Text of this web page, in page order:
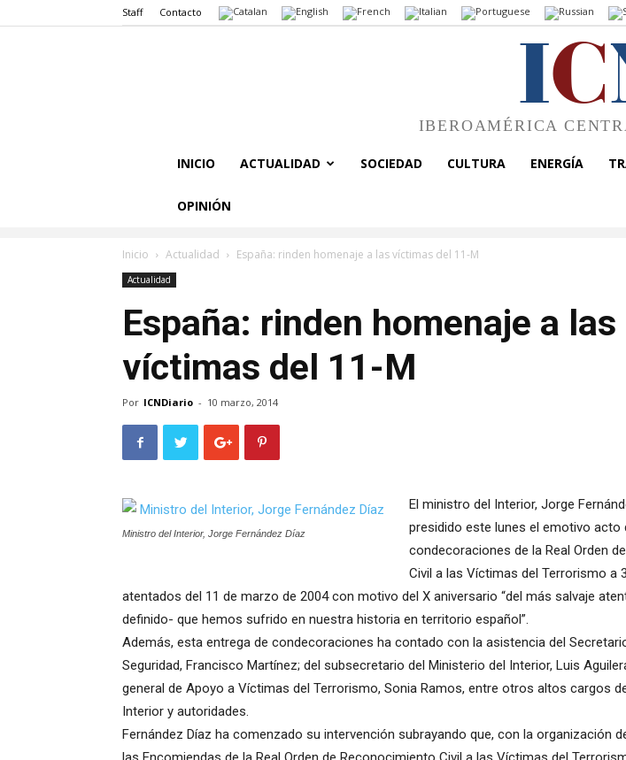
Staff Contacto
IC
IBEROAMÉRICA
INICIO ACTUALIDAD SOCIEDAD CULTURA ENERGÍA
OPINIÓN
Inicio Actualidad España: rinden homenaje a las víctimas del 11-M
Actualidad
España: rinden homenaje a las
víctimas del 11-M
Por ICNDiario - 10 marzo, 2014
Ministro del Interior, Jorge Fernández Díaz
El ministro del Interior, Jorge
presidido este lunes el emotivo acto
condecoraciones de la Real Orden
Civil a las Víctimas del Terrorismo a
atentados del 11 de marzo de 2004 con motivo del X aniversario “del más salvaje
definido- que hemos sufrido en nuestra historia en territorio español”.
Además, esta entrega de condecoraciones ha contado con la asistencia del
Seguridad, Francisco Martínez; del subsecretario del Ministerio del Interior, Luis
general de Apoyo a Víctimas del Terrorismo, Sonia Ramos, entre otros altos cargos
Interior y autoridades.
Fernández Díaz ha comenzado su intervención subrayando que, con la organización